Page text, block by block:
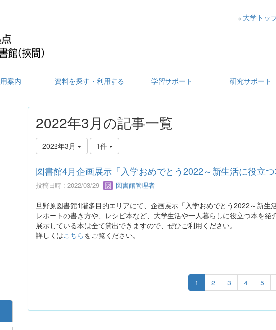
大学トッ
案内 資料を探す・利用する 学習サポート 研究サポート
2022年3月の記事一覧
2022年3月 1件
図書館4月企画展示「入学おめでとう2022～新生活に役立
投稿日時 : 2022/03/29 図書館管理者
旦野原図書館1階多目的エリアにて、企画展示「入学おめでとう2022～新生
レポートの書き方や、レシピ本など、大学生活や一人暮らしに役立つ本を紹
展示している本は全て貸出できますので、ぜひご利用ください。
詳しくはこちらをご覧ください。
1 2 3 4 5